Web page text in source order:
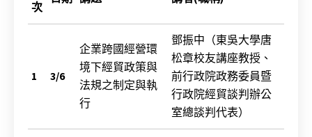
次
1 3/6
企業跨國經營環
境下經貿政策與
法規之制定與執
行
鄧振中（東吳大學唐
松章校友講座教授、
前行政院政務委員暨
行政院經貿談判辦公
室總談判代表）